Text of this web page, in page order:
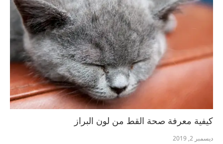
كيفية معرفة صحة القط من لون البراز
ديسمبر 2, 2019